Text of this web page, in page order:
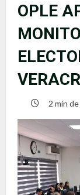
OPLE
2 min